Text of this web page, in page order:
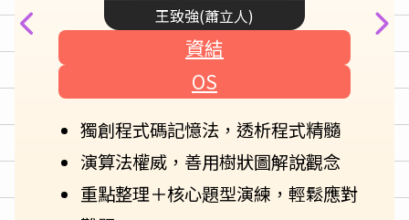
王致強(蕭立人)
資結
OS
獨創程式碼記憶法，透析程式精髓
演算法權威，善用樹狀圖解說觀念
重點整理＋核心題型演練，輕鬆應對